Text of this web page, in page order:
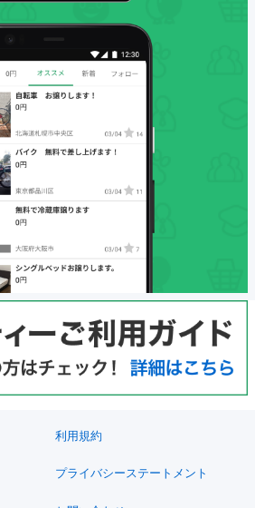
利用規約
プライバシーステートメント